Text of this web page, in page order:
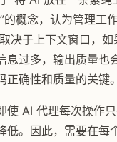
的概念，认为管理工
决于上下文窗口，
过多，输出质量也
确性和质量的关键。
使 AI 代理每次操作
低。因此，需要在